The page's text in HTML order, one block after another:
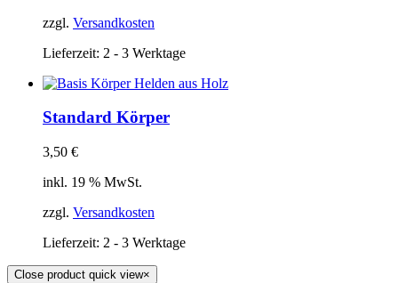
zzgl. Versandkosten
Lieferzeit: 2 - 3 Werktage
Standard Körper
3,50 €
inkl. 19 % MwSt.
zzgl. Versandkosten
Lieferzeit: 2 - 3 Werktage
Close product quick view×